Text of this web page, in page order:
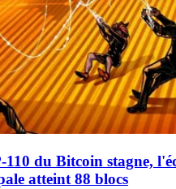
du Bitcoin stagne,
atteint 88 blocs